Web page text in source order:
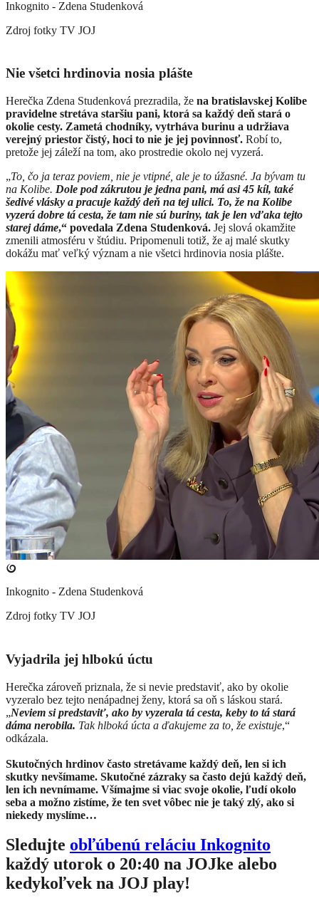
Inkognito - Zdena Studenková
Zdroj fotky TV JOJ
Nie všetci hrdinovia nosia plášte
Herečka Zdena Studenková prezradila, že na bratislavskej Kolibe
pravidelne stretáva staršiu pani, ktorá sa každý deň stará o
okolie cesty. Zametá chodníky, vytrháva burinu a udržiava
verejný priestor čistý, hoci to nie je jej povinnosť. Robí to,
pretože jej záleží na tom, ako prostredie okolo nej vyzerá.
„To, čo ja teraz poviem, nie je vtipné, ale je to úžasné. Ja bývam tu
na Kolibe. Dole pod zákrutou je jedna pani, má asi 45 kíl, také
šedivé vlásky a pracuje každý deň na tej ulici. To, že na Kolibe
vyzerá dobre tá cesta, že tam nie sú buriny, tak je len vďaka tejto
starej dáme,“ povedala Zdena Studenková. Jej slová okamžite
zmenili atmosféru v štúdiu. Pripomenuli totiž, že aj malé skutky
dokážu mať veľký význam a nie všetci hrdinovia nosia plášte.
Inkognito - Zdena Studenková
Zdroj fotky TV JOJ
Vyjadrila jej hlbokú úctu
Herečka zároveň priznala, že si nevie predstaviť, ako by okolie
vyzeralo bez tejto nenápadnej ženy, ktorá sa oň s láskou stará.
„Neviem si predstaviť, ako by vyzerala tá cesta, keby to tá stará
dáma nerobila. Tak hlboká úcta a ďakujeme za to, že existuje,“
odkázala.
Skutočných hrdinov často stretávame každý deň, len si ich
skutky nevšímame. Skutočné zázraky sa často dejú každý deň,
len ich nevnímame. Všímajme si viac svoje okolie, ľudí okolo
seba a možno zistíme, že ten svet vôbec nie je taký zlý, ako si
niekedy myslíme…
Sledujte obľúbenú reláciu Inkognito
každý utorok o 20:40 na JOJke alebo
kedykoľvek na JOJ play!